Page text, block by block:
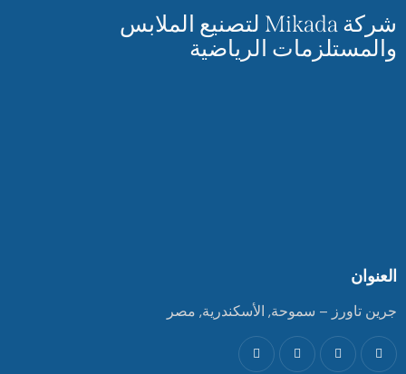
شركة Mikada لتصنيع الملابس
والمستلزمات الرياضية
العنوان
جرين تاورز – سموحة, الأسكندرية, مصر